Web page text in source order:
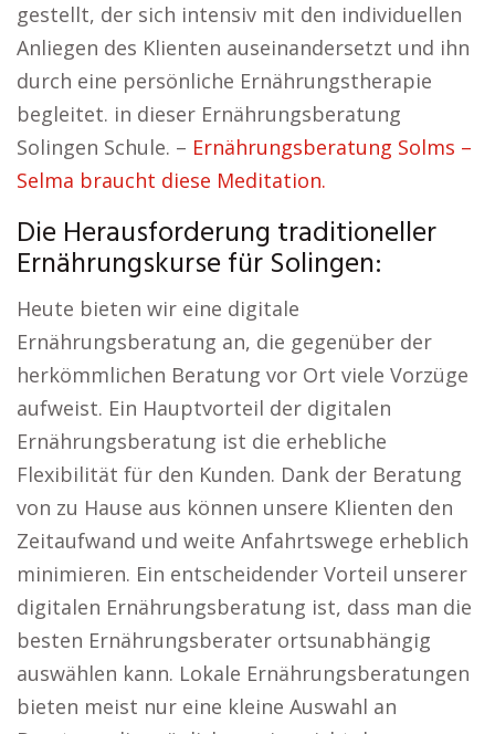
gestellt, der sich intensiv mit den individuellen
Anliegen des Klienten auseinandersetzt und ihn
durch eine persönliche Ernährungstherapie
begleitet. in dieser Ernährungsberatung
Solingen Schule. – Ernährungsberatung Solms –
Selma braucht diese Meditation.
Die Herausforderung traditioneller
Ernährungskurse für Solingen:
Heute bieten wir eine digitale
Ernährungsberatung an, die gegenüber der
herkömmlichen Beratung vor Ort viele Vorzüge
aufweist. Ein Hauptvorteil der digitalen
Ernährungsberatung ist die erhebliche
Flexibilität für den Kunden. Dank der Beratung
von zu Hause aus können unsere Klienten den
Zeitaufwand und weite Anfahrtswege erheblich
minimieren. Ein entscheidender Vorteil unserer
digitalen Ernährungsberatung ist, dass man die
besten Ernährungsberater ortsunabhängig
auswählen kann. Lokale Ernährungsberatungen
bieten meist nur eine kleine Auswahl an